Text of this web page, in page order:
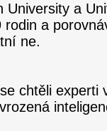
University a
a
ne.
chtěli experti